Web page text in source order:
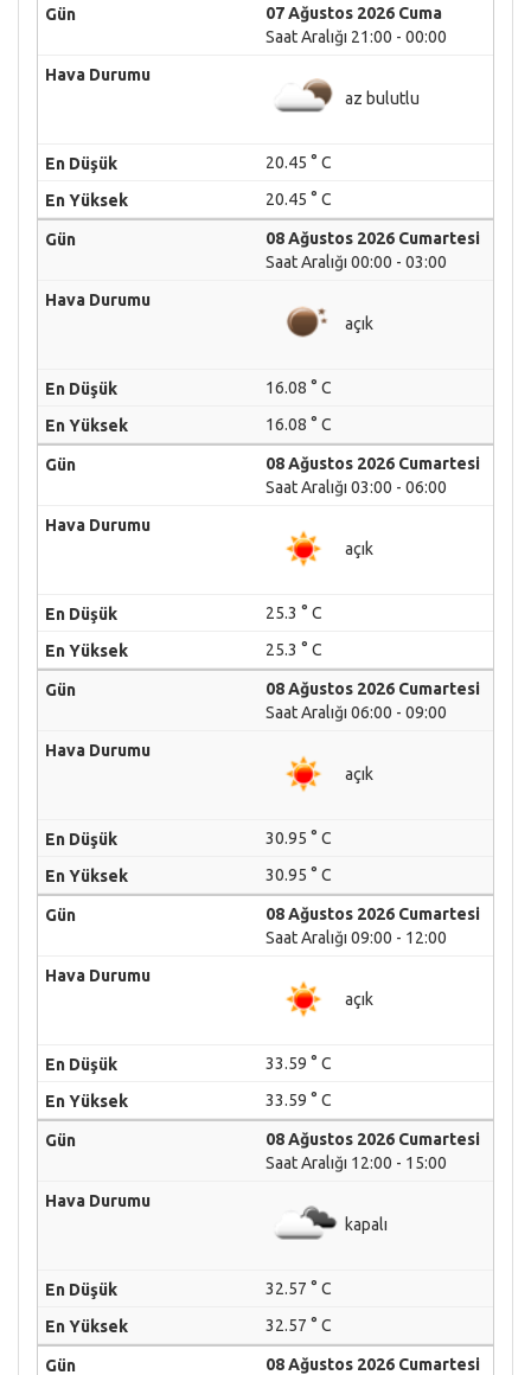
07 Ağustos 2026 Cuma
Saat Aralığı 21:00 - 00:00
az bulutlu
20.45 ° C
20.45 ° C
08 Ağustos 2026 Cumartesi
Saat Aralığı 00:00 - 03:00
açık
16.08 ° C
16.08 ° C
08 Ağustos 2026 Cumartesi
Saat Aralığı 03:00 - 06:00
açık
25.3 ° C
25.3 ° C
08 Ağustos 2026 Cumartesi
Saat Aralığı 06:00 - 09:00
açık
30.95 ° C
30.95 ° C
08 Ağustos 2026 Cumartesi
Saat Aralığı 09:00 - 12:00
açık
33.59 ° C
33.59 ° C
08 Ağustos 2026 Cumartesi
Saat Aralığı 12:00 - 15:00
kapalı
32.57 ° C
32.57 ° C
08 Ağustos 2026 Cumartesi